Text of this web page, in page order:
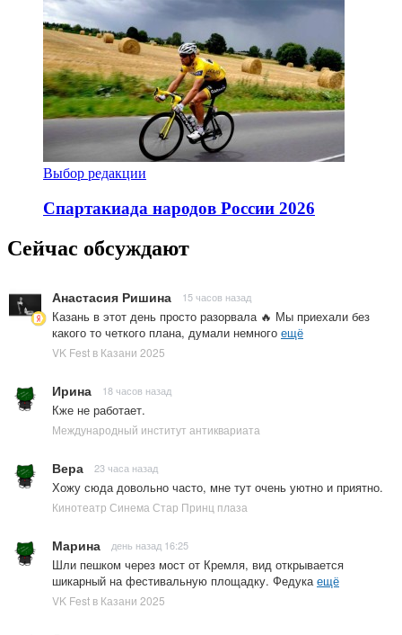
Выбор редакции
Спартакиада народов России 2026
Сейчас обсуждают
Анастасия Ришина 15 часов назад
Казань в этот день просто разорвала 🔥 Мы приехали без
какого то четкого плана, думали немного ещё
VK Fest в Казани 2025
Ирина 18 часов назад
Кже не работает.
Международный институт антиквариата
Вера 23 часа назад
Хожу сюда довольно часто, мне тут очень уютно и приятно.
Кинотеатр Синема Стар Принц плаза
Марина день назад 16:25
Шли пешком через мост от Кремля, вид открывается
шикарный на фестивальную площадку. Федукаещё
VK Fest в Казани 2025